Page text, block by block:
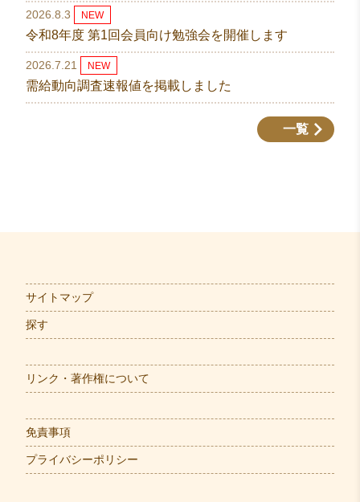
2026.8.3 NEW
令和8年度 第1回会員向け勉強会を開催します
2026.7.21 NEW
需給動向調査速報値を掲載しました
一覧
サイトマップ
探す
リンク・著作権について
免責事項
プライバシーポリシー